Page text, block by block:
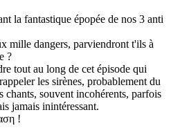
la fantastique épopée de nos 3 anti
mille dangers, parviendront t'ils à
?
tout au long de cet épisode qui
les sirènes, probablement du
chants, souvent incohérents, parfois
jamais inintéressant.
!